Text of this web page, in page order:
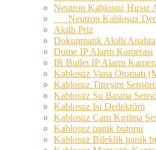
Neutron Kablosuz Hırsız
Neutron Kablosuz
Akıllı Priz
Dokunmatik Akıllı
Dome IP Alarm Kamerası
IR Bullet IP Alarm
Kablosuz Vana Otomatı
Kablosuz Titreşim Sensörü
Kablosuz Su Basma
Kablosuz Isı Dedektörü
Kablosuz Cam Kırılma
Kablosuz panik butonu
Kablosuz Bileklik panik